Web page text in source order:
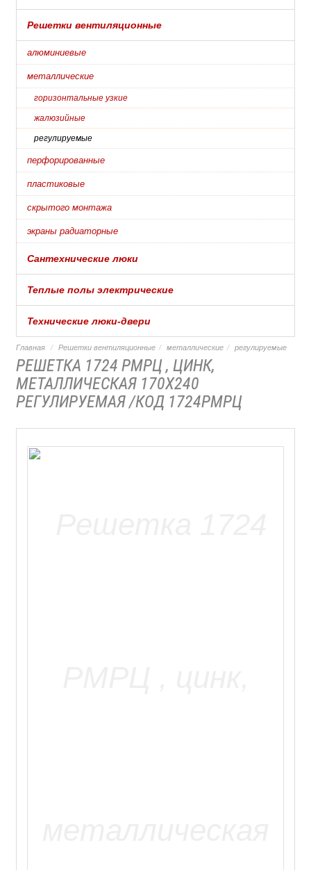
Решетки вентиляционные
алюминиевые
металлические
горизонтальные узкие
жалюзийные
регулируемые
перфорированные
пластиковые
скрытого монтажа
экраны радиаторные
Сантехнические люки
Теплые полы электрические
Технические люки-двери
Главная Решетки вентиляционные металлические регулируемые
РЕШЕТКА 1724 РМРЦ , ЦИНК,
МЕТАЛЛИЧЕСКАЯ 170Х240
РЕГУЛИРУЕМАЯ /КОД 1724РМРЦ